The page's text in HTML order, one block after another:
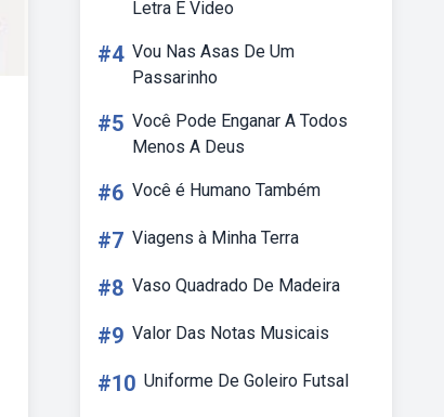
Letra E Video
#4 Vou Nas Asas De Um
Passarinho
#5 Você Pode Enganar A Todos
Menos A Deus
#6 Você é Humano Também
#7 Viagens à Minha Terra
#8 Vaso Quadrado De Madeira
#9 Valor Das Notas Musicais
#10 Uniforme De Goleiro Futsal